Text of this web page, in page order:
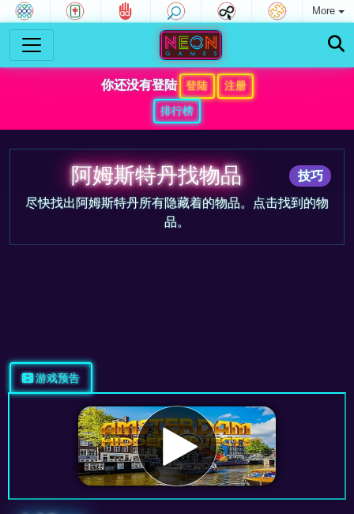
More
你还没有登陆 登陆
注册
排行榜
技巧
阿姆斯特丹找物品
尽快找出阿姆斯特丹所有隐藏着的物品。点击找到的物
品。
Ad Free